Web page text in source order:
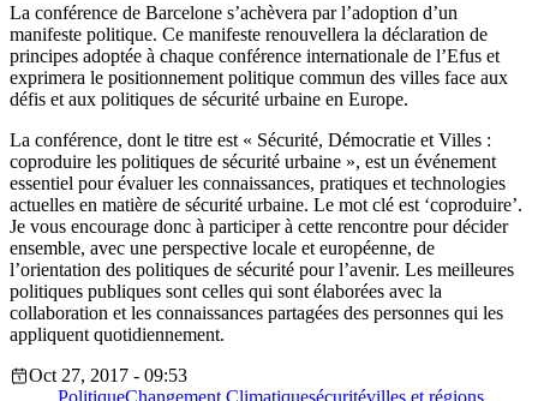
La conférence de Barcelone s’achèvera par l’adoption d’un
manifeste politique. Ce manifeste renouvellera la déclaration de
principes adoptée à chaque conférence internationale de l’Efus et
exprimera le positionnement politique commun des villes face aux
défis et aux politiques de sécurité urbaine en Europe.
La conférence, dont le titre est « Sécurité, Démocratie et Villes :
coproduire les politiques de sécurité urbaine », est un événement
essentiel pour évaluer les connaissances, pratiques et technologies
actuelles en matière de sécurité urbaine. Le mot clé est ‘coproduire’.
Je vous encourage donc à participer à cette rencontre pour décider
ensemble, avec une perspective locale et européenne, de
l’orientation des politiques de sécurité pour l’avenir. Les meilleures
politiques publiques sont celles qui sont élaborées avec la
collaboration et les connaissances partagées des personnes qui les
appliquent quotidiennement.
Oct 27, 2017 - 09:53
PolitiqueChangement Climatiquesécuritévilles et régions